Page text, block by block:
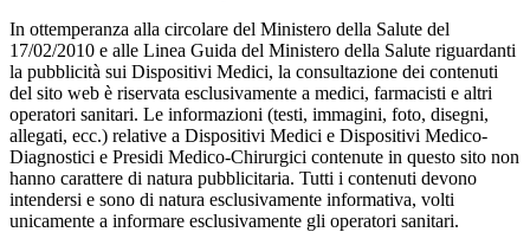
In ottemperanza alla circolare del Ministero della Salute del
17/02/2010 e alle Linea Guida del Ministero della Salute riguardanti
la pubblicità sui Dispositivi Medici, la consultazione dei contenuti
del sito web è riservata esclusivamente a medici, farmacisti e altri
operatori sanitari. Le informazioni (testi, immagini, foto, disegni,
allegati, ecc.) relative a Dispositivi Medici e Dispositivi Medico-
Diagnostici e Presidi Medico-Chirurgici contenute in questo sito non
hanno carattere di natura pubblicitaria. Tutti i contenuti devono
intendersi e sono di natura esclusivamente informativa, volti
unicamente a informare esclusivamente gli operatori sanitari.